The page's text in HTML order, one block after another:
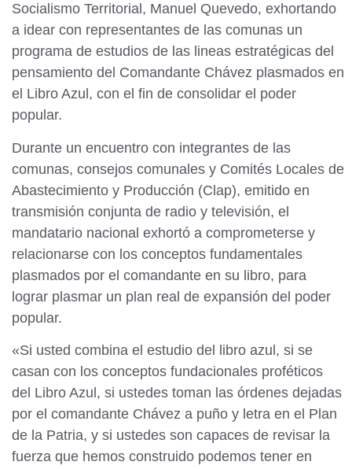
Socialismo Territorial, Manuel Quevedo, exhortando
a idear con representantes de las comunas un
programa de estudios de las lineas estratégicas del
pensamiento del Comandante Chávez plasmados en
el Libro Azul, con el fin de consolidar el poder
popular.
Durante un encuentro con integrantes de las
comunas, consejos comunales y Comités Locales de
Abastecimiento y Producción (Clap), emitido en
transmisión conjunta de radio y televisión, el
mandatario nacional exhortó a comprometerse y
relacionarse con los conceptos fundamentales
plasmados por el comandante en su libro, para
lograr plasmar un plan real de expansión del poder
popular.
«Si usted combina el estudio del libro azul, si se
casan con los conceptos fundacionales proféticos
del Libro Azul, si ustedes toman las órdenes dejadas
por el comandante Chávez a puño y letra en el Plan
de la Patria, y si ustedes son capaces de revisar la
fuerza que hemos construido podemos tener en